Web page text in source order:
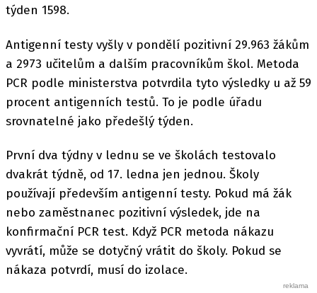
týden 1598.
Antigenní testy vyšly v pondělí pozitivní 29.963 žákům
a 2973 učitelům a dalším pracovníkům škol. Metoda
PCR podle ministerstva potvrdila tyto výsledky u až 59
procent antigenních testů. To je podle úřadu
srovnatelné jako předešlý týden.
První dva týdny v lednu se ve školách testovalo
dvakrát týdně, od 17. ledna jen jednou. Školy
používají především antigenní testy. Pokud má žák
nebo zaměstnanec pozitivní výsledek, jde na
konfirmační PCR test. Když PCR metoda nákazu
vyvrátí, může se dotyčný vrátit do školy. Pokud se
nákaza potvrdí, musí do izolace.